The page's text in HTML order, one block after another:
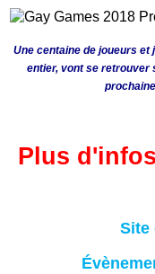
Une centaine de joueurs et
entier, vont se retrouver
Plus
Site
É